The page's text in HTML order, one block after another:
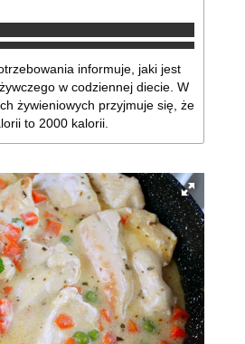
informuje, jaki jest
w codziennej diecie. W
żywieniowych przyjmuje się, że
to 2000 kalorii.